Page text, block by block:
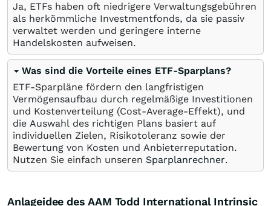
Ja, ETFs haben oft niedrigere Verwaltungsgebühren
als herkömmliche Investmentfonds, da sie passiv
verwaltet werden und geringere interne
Handelskosten aufweisen.
Was sind die Vorteile eines ETF-Sparplans?
ETF-Sparpläne fördern den langfristigen
Vermögensaufbau durch regelmäßige Investitionen
und Kostenverteilung (Cost-Average-Effekt), und
die Auswahl des richtigen Plans basiert auf
individuellen Zielen, Risikotoleranz sowie der
Bewertung von Kosten und Anbieterreputation.
Nutzen Sie einfach unseren Sparplanrechner.
Anlageidee des AAM Todd International Intrinsic